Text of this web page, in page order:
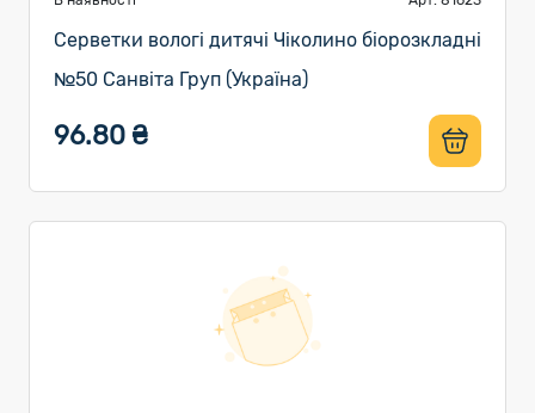
Серветки вологі дитячі Чіколино біорозкладні
№50 Санвіта Груп (Україна)
96.80 ₴